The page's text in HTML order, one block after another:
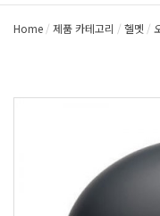
Home 제품 카테고리 헬멧